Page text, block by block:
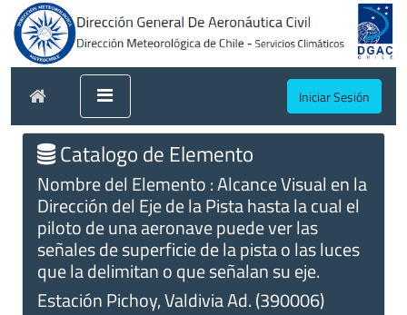
Iniciar Sesión
Catalogo de Elemento
Nombre del Elemento : Alcance Visual en la
Dirección del Eje de la Pista hasta la cual el
piloto de una aeronave puede ver las
señales de superficie de la pista o las luces
que la delimitan o que señalan su eje.
Estación Pichoy, Valdivia Ad. (390006)